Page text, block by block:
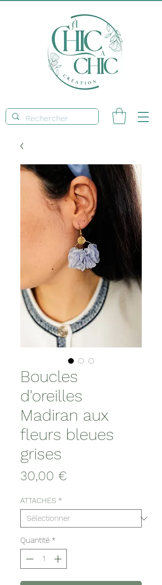
Boucles
d'oreilles
Madiran aux
fleurs bleues
grises
30,00 €
ATTACHES *
Quantité *